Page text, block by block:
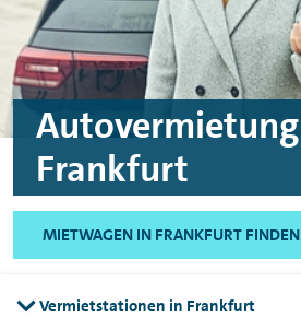
Autovermietung
Frankfurt
MIETWAGEN IN FRANKFURT FINDEN
Vermietstationen in Frankfurt